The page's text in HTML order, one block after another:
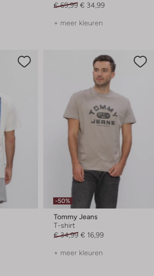
€ 69,99 € 34,99
+ meer kleuren
-50%
Tommy Jeans
T-shirt
€ 34,99 € 16,99
+ meer kleuren